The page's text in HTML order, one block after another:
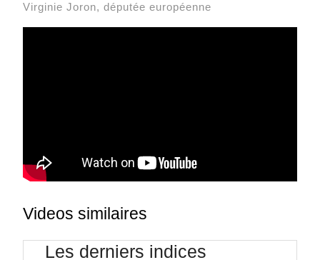
Virginie Joron, députée européenne
Videos similaires
Les derniers indices